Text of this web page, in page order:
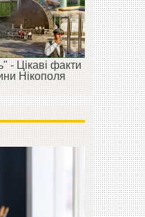
- Цікаві факти
Нікополя